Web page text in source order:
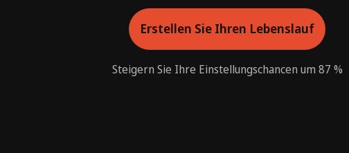
Erstellen Sie Ihren Lebenslauf
Steigern Sie Ihre Einstellungschancen um 87 %